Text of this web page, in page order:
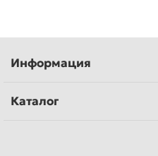
Информация
Каталог